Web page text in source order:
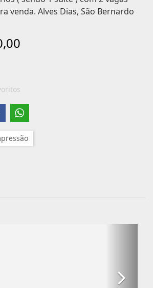
venda. Alves Dias, São Bernardo